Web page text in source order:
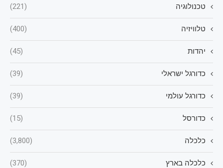
טכנולוגיה (221)
טלוויזיה (400)
יהדות (45)
כדורגל ישראלי (39)
כדורגל עולמי (39)
כדורסל (15)
כלכלה (3,800)
כלכלה בארץ (370)